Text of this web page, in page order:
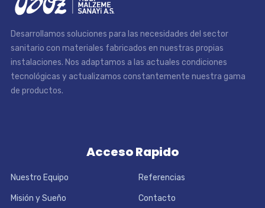
Desarrollamos soluciones para las necesidades del sector
sanitario con materiales fabricados en nuestras propias
instalaciones. Nos adaptamos a las actuales condiciones
tecnológicas y actualizamos constantemente nuestra gama
de productos.
Acceso Rapido
Nuestro Equipo Referencias
Misión y Sueño Contacto